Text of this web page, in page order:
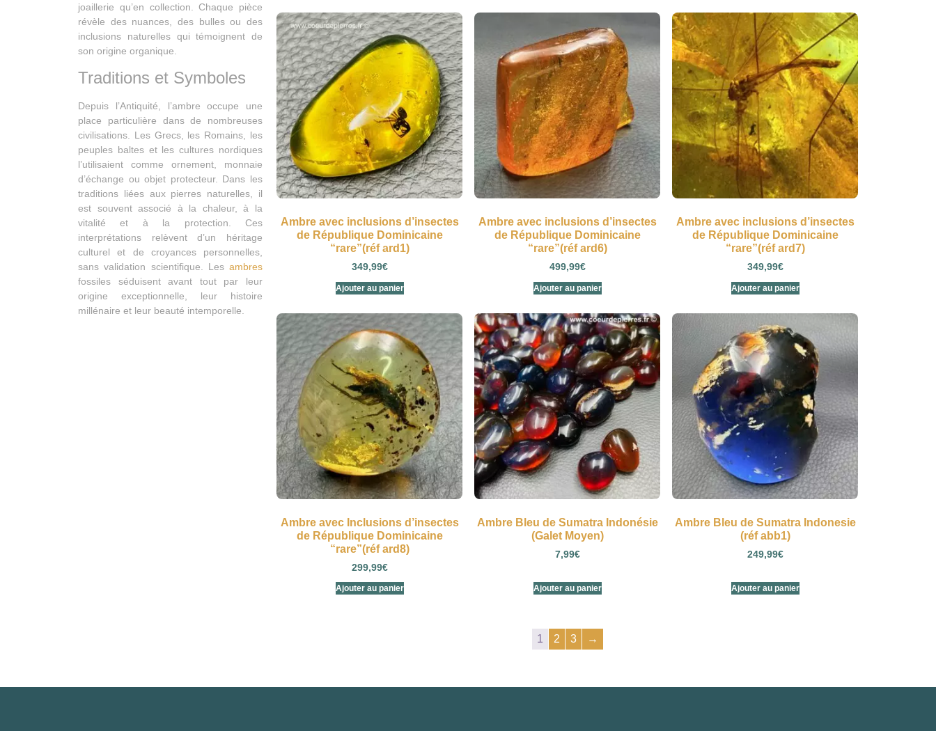
joaillerie qu’en collection. Chaque pièce
révèle des nuances, des bulles ou des
inclusions naturelles qui témoignent de
son origine organique.
Traditions et Symboles
Depuis l’Antiquité, l’ambre occupe une
place particulière dans de nombreuses
civilisations. Les Grecs, les Romains, les
peuples baltes et les cultures nordiques
l’utilisaient comme ornement, monnaie
d’échange ou objet protecteur. Dans les
traditions liées aux pierres naturelles, il
est souvent associé à la chaleur, à la
vitalité et à la protection. Ces
interprétations relèvent d’un héritage
culturel et de croyances personnelles,
sans validation scientifique. Les ambres
fossiles séduisent avant tout par leur
origine exceptionnelle, leur histoire
millénaire et leur beauté intemporelle.
Ambre avec inclusions d’insectes
de République Dominicaine
“rare”(réf ard1)
349,99€
Ajouter au panier
Ambre avec inclusions d’insectes
de République Dominicaine
“rare”(réf ard6)
499,99€
Ajouter au panier
Ambre avec inclusions d’insectes
de République Dominicaine
“rare”(réf ard7)
349,99€
Ajouter au panier
Ambre avec Inclusions d’insectes
de République Dominicaine
“rare”(réf ard8)
299,99€
Ajouter au panier
Ambre Bleu de Sumatra Indonésie
(Galet Moyen)
7,99€
Ajouter au panier
Ambre Bleu de Sumatra Indonesie
(réf abb1)
249,99€
Ajouter au panier
1 2 3 →